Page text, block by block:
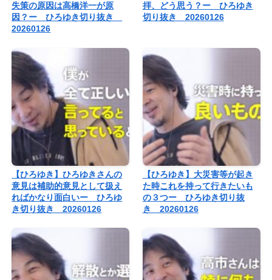
失策の原因は高橋洋一が原
因？ー ひろゆき切り抜き
20260126
拝、どう思う？ー ひろゆき
切り抜き 20260126
【ひろゆき】ひろゆきさんの
意見は補助的意見として扱え
ればかなり面白いー ひろゆ
き切り抜き 20260126
【ひろゆき】大災害等が起き
た時これを持って行きたいも
の３つー ひろゆき切り抜
き 20260126